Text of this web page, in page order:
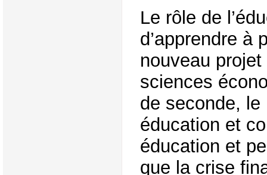
Le rôle de
d’apprendre à
nouveau
sciences
de seconde,
éducation et
éducation et
que la crise